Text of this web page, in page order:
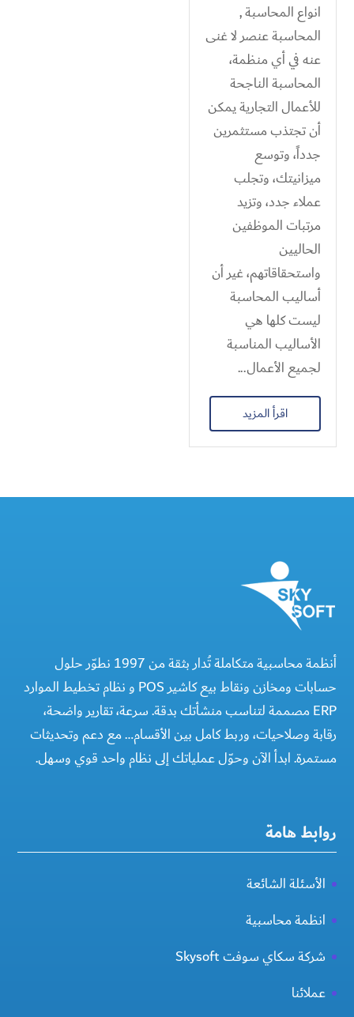
انواع المحاسبة ,
المحاسبة عنصر لا غنى
عنه في أي منظمة،
المحاسبة الناجحة
للأعمال التجارية يمكن
أن تجتذب مستثمرين
جدداً، وتوسع
ميزانيتك، وتجلب
عملاء جدد، وتزيد
مرتبات الموظفين
الحاليين
واستحقاقاتهم، غير أن
أساليب المحاسبة
ليست كلها هي
الأساليب المناسبة
لجميع الأعمال...
اقرأ المزيد
أنظمة محاسبية متكاملة تُدار بثقة من 1997 نطوّر حلول
حسابات ومخازن ونقاط بيع كاشير POS و نظام تخطيط الموارد
ERP مصممة لتناسب منشأتك بدقة. سرعة، تقارير واضحة،
رقابة وصلاحيات، وربط كامل بين الأقسام… مع دعم وتحديثات
مستمرة. ابدأ الآن وحوّل عملياتك إلى نظام واحد قوي وسهل.
روابط هامة
الأسئلة الشائعة
انظمة محاسبية
شركة سكاي سوفت Skysoft
عملائنا